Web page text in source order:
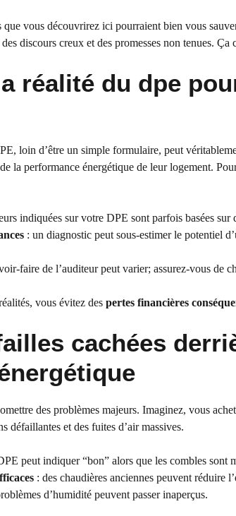
que vous découvrirez ici pourraient bien vous
discours creux et des promesses non tenues. Ça
réalité du dpe
loin d’être un simple formulaire, peut
la performance énergétique de leur logement.
indiquées sur votre DPE sont parfois basées sur
: un diagnostic peut sous-estimer le potentiel
faire de l’auditeur peut varier; assurez-vous de
vous évitez des pertes financières
cachées
des problèmes majeurs. Imaginez, vous
défaillantes et des fuites d’air massives.
peut indiquer “bon” alors que les combles sont
: des chaudières anciennes peuvent réduire
d’humidité peuvent passer inaperçus.